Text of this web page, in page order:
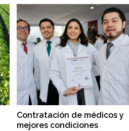
Contratación de médicos y
mejores condiciones